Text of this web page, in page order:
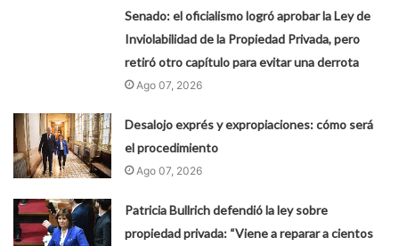
Senado: el oficialismo logró aprobar la Ley de
Inviolabilidad de la Propiedad Privada, pero
retiró otro capítulo para evitar una derrota
Ago 07, 2026
Desalojo exprés y expropiaciones: cómo será
el procedimiento
Ago 07, 2026
Patricia Bullrich defendió la ley sobre
propiedad privada: “Viene a reparar a cientos